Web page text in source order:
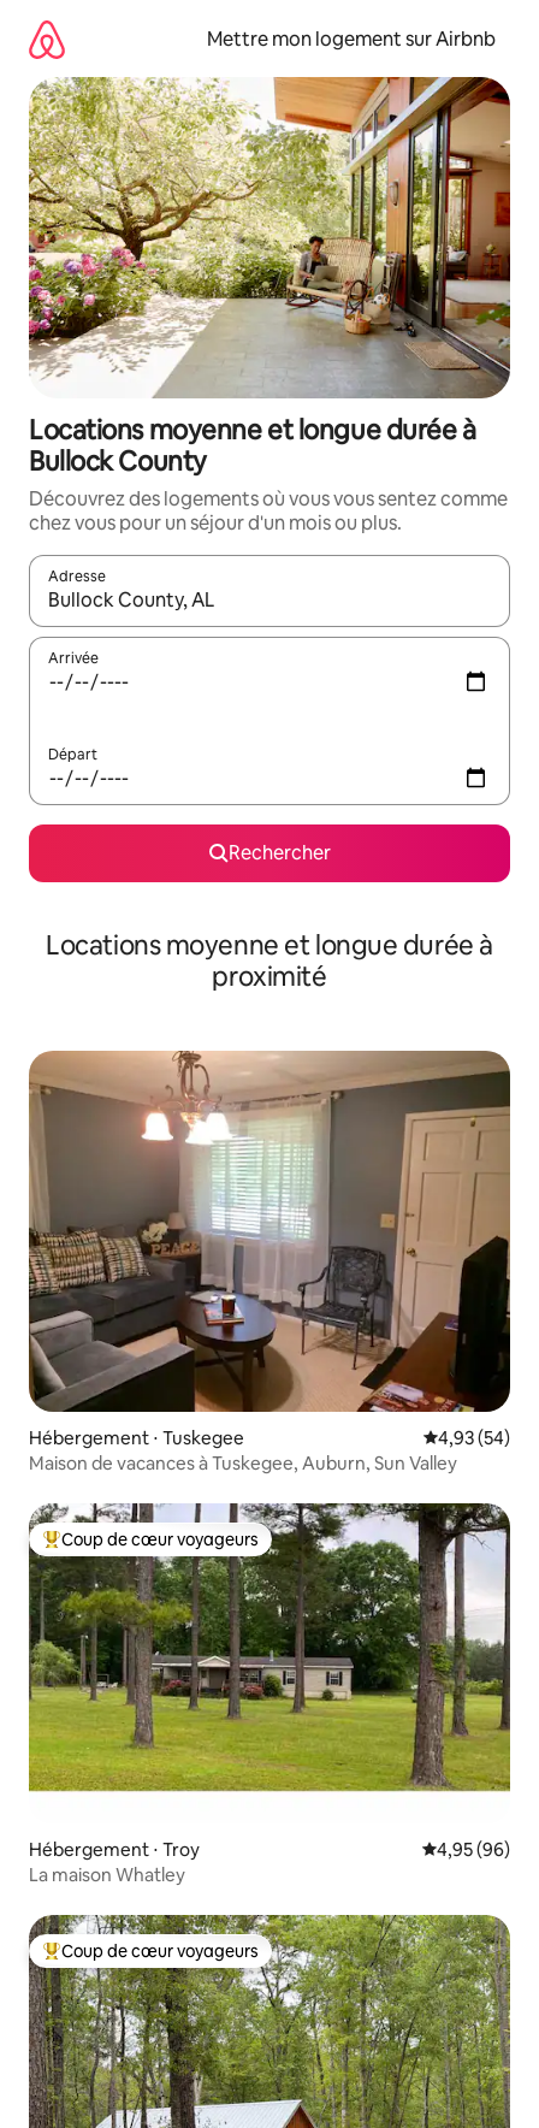
directement
contenu
Mettre mon logement sur Airbnb
Locations moyenne et longue durée à
Bullock County
Découvrez des logements où vous vous sentez comme
chez vous pour un séjour d'un mois ou plus.
Adresse
Lorsque les résultats s'affichent, utilisez les flèches vers le
Arrivée
Départ
Rechercher
Locations moyenne et longue durée à
proximité
Hébergement ⋅ Tuskegee Évaluation
4,93 (54)
Maison de vacances à Tuskegee, Auburn, Sun Valley
Coups de cœur voyageurs les plus appréciés
Coup de cœur voyageurs
Hébergement ⋅ Troy Évaluation
4,95 (96)
La maison Whatley
Coups de cœur voyageurs les plus appréciés
Coup de cœur voyageurs